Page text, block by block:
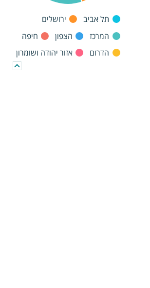
תל אביב
ירושלים
המרכז
הצפון
חיפה
הדרום
אזור יהודה ושומרון